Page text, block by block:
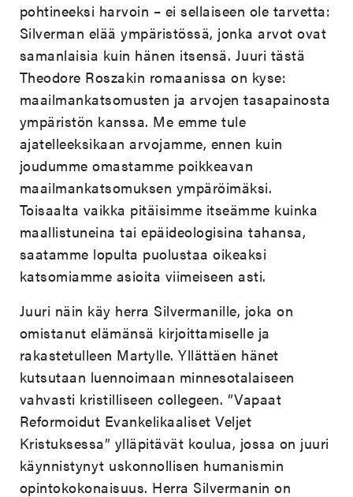
pohtineeksi harvoin – ei sellaiseen ole tarvetta:
Silverman elää ympäristössä, jonka arvot ovat
samanlaisia kuin hänen itsensä. Juuri tästä
Theodore Roszakin romaanissa on kyse:
maailmankatsomusten ja arvojen tasapainosta
ympäristön kanssa. Me emme tule
ajatelleeksikaan arvojamme, ennen kuin
joudumme omastamme poikkeavan
maailmankatsomuksen ympäröimäksi.
Toisaalta vaikka pitäisimme itseämme kuinka
maallistuneina tai epäideologisina tahansa,
saatamme lopulta puolustaa oikeaksi
katsomiamme asioita viimeiseen asti.
Juuri näin käy herra Silvermanille, joka on
omistanut elämänsä kirjoittamiselle ja
rakastetulleen Martylle. Yllättäen hänet
kutsutaan luennoimaan minnesotalaiseen
vahvasti kristilliseen collegeen. ”Vapaat
Reformoidut Evankelikaaliset Veljet
Kristuksessa” ylläpitävät koulua, jossa on juuri
käynnistynyt uskonnollisen humanismin
opintokokonaisuus. Herra Silvermanin on